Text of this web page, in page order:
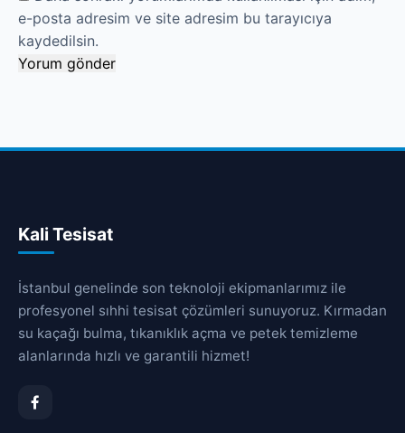
e-posta adresim ve site adresim bu tarayıcıya
kaydedilsin.
Kali Tesisat
İstanbul genelinde son teknoloji ekipmanlarımız ile
profesyonel sıhhi tesisat çözümleri sunuyoruz. Kırmadan
su kaçağı bulma, tıkanıklık açma ve petek temizleme
alanlarında hızlı ve garantili hizmet!